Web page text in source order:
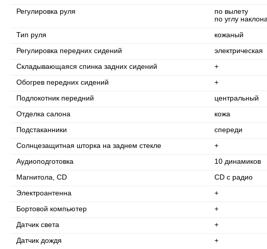
Регулировка руля
по вылету
по углу наклона
Тип руля кожаный
Регулировка передних сидений электрическая
Складывающаяся спинка задних сидений +
Обогрев передних сидений +
Подлокотник передний центральный
Отделка салона кожа
Подстаканники спереди
Солнцезащитная шторка на заднем стекле +
Аудиоподготовка 10 динамиков
Магнитола, CD CD с радио
Электроантенна +
Бортовой компьютер +
Датчик света +
Датчик дождя +